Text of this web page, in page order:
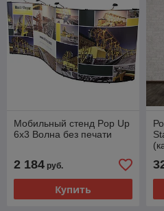
Мобильный стенд Pop Up
6х3 Волна без печати
2 184 руб.
Купить